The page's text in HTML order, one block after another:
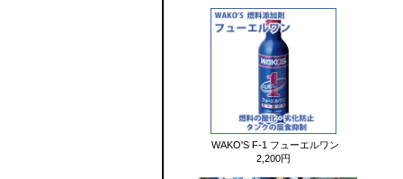
WAKO'S F-1 フューエルワン
2,200円